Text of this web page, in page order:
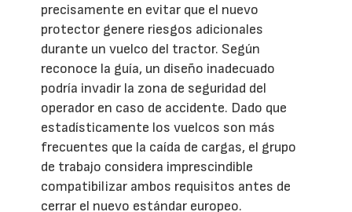
precisamente en evitar que el nuevo
protector genere riesgos adicionales
durante un vuelco del tractor. Según
reconoce la guía, un diseño inadecuado
podría invadir la zona de seguridad del
operador en caso de accidente. Dado que
estadísticamente los vuelcos son más
frecuentes que la caída de cargas, el grupo
de trabajo considera imprescindible
compatibilizar ambos requisitos antes de
cerrar el nuevo estándar europeo.